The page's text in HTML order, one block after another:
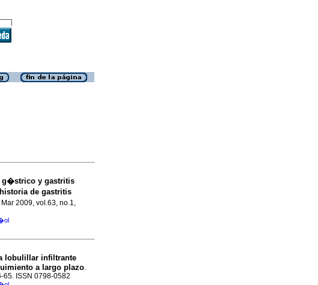
g�strico y gastritis
de gastritis
Mar 2009, vol.63, no.1,
lobulillar infiltrante
a largo plazo.
65. ISSN 0798-0582